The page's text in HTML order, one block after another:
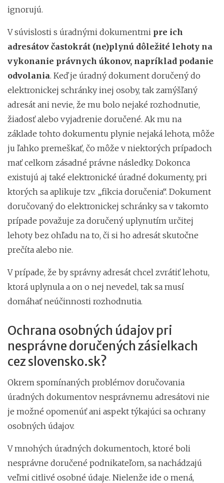
ignorujú.
V súvislosti s úradnými dokumentmi pre ich
adresátov častokrát (ne)plynú dôležité lehoty na
vykonanie právnych úkonov, napríklad podanie
odvolania. Keď je úradný dokument doručený do
elektronickej schránky inej osoby, tak zamýšľaný
adresát ani nevie, že mu bolo nejaké rozhodnutie,
žiadosť alebo vyjadrenie doručené. Ak mu na
základe tohto dokumentu plynie nejaká lehota, môže
ju ľahko premeškať, čo môže v niektorých prípadoch
mať celkom zásadné právne následky. Dokonca
existujú aj také elektronické úradné dokumenty, pri
ktorých sa aplikuje tzv. „fikcia doručenia“. Dokument
doručovaný do elektronickej schránky sa v takomto
prípade považuje za doručený uplynutím určitej
lehoty bez ohľadu na to, či si ho adresát skutočne
prečíta alebo nie.
V prípade, že by správny adresát chcel zvrátiť lehotu,
ktorá uplynula a on o nej nevedel, tak sa musí
domáhať neúčinnosti rozhodnutia.
Ochrana osobných údajov pri
nesprávne doručených zásielkach
cez slovensko.sk?
Okrem spomínaných problémov doručovania
úradných dokumentov nesprávnemu adresátovi nie
je možné opomenúť ani aspekt týkajúci sa ochrany
osobných údajov.
V mnohých úradných dokumentoch, ktoré boli
nesprávne doručené podnikateľom, sa nachádzajú
veľmi citlivé osobné údaje. Nielenže ide o mená,